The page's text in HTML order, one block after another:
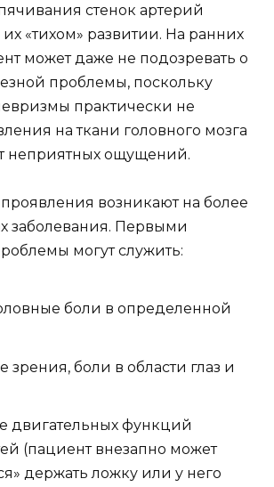
стенок артерий
их «тихом» развитии. На ранних
может даже не подозревать о
проблемы, поскольку
практически не
на ткани головного мозга
неприятных ощущений.
возникают на более
заболевания. Первыми
могут служить:
боли в определенной
зрения, боли в области глаз и
двигательных функций
(пациент внезапно может
держать ложку или у него